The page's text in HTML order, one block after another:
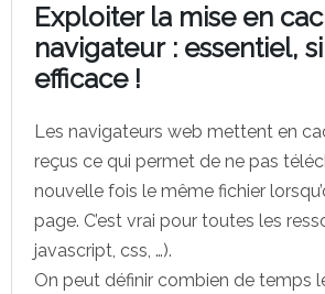
Exploiter la mise en
navigateur : essentiel,
efficace !
Les navigateurs web mettent en
reçus ce qui permet de ne pas
nouvelle fois le même fichier
page. C’est vrai pour toutes les
javascript, css, …).
On peut définir combien de temps